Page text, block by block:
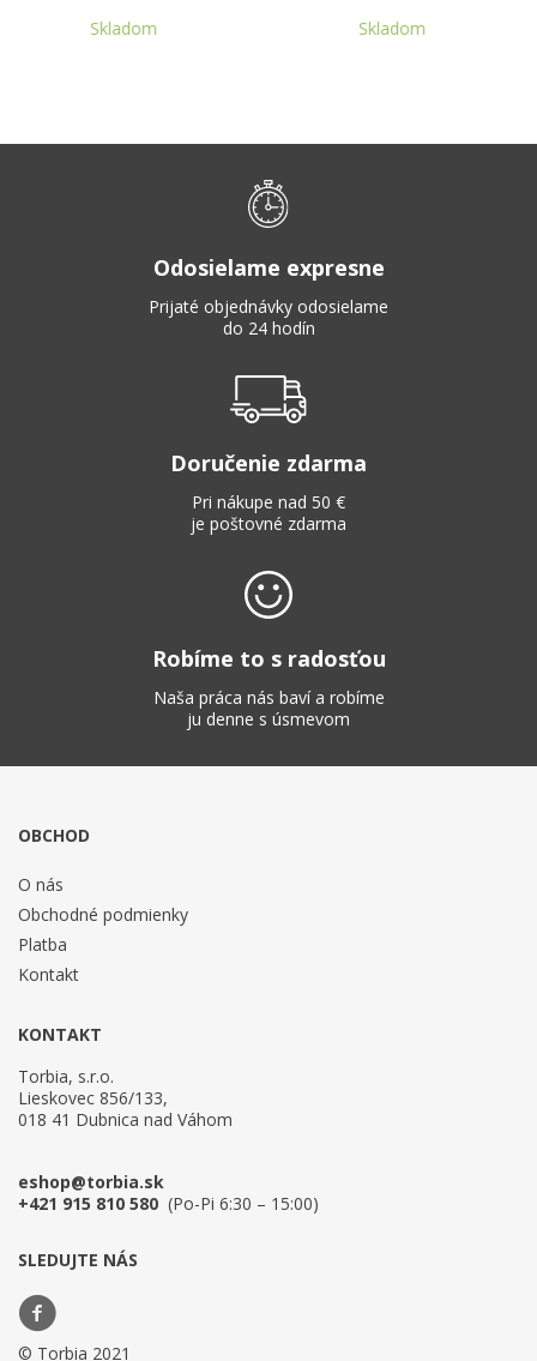
Odosielame expresne
Prijaté objednávky odosielame
do 24 hodín
Doručenie zdarma
Pri nákupe nad 50 €
je poštovné zdarma
Robíme to s radosťou
Naša práca nás baví a robíme
ju denne s úsmevom
OBCHOD
O nás
Obchodné podmienky
Platba
Kontakt
KONTAKT
Torbia, s.r.o.
Lieskovec 856/133,
018 41 Dubnica nad Váhom
eshop@torbia.sk
+421 915 810 580 (Po-Pi 6:30 – 15:00)
SLEDUJTE NÁS
© Torbia 2021